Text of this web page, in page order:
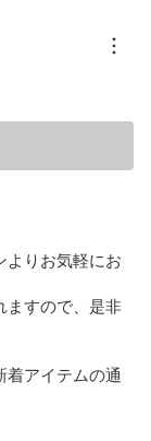
よりお気軽にお
ますので、是非
着アイテムの通